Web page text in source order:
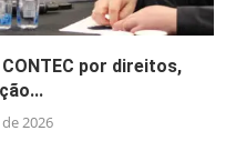
por direitos,
2026